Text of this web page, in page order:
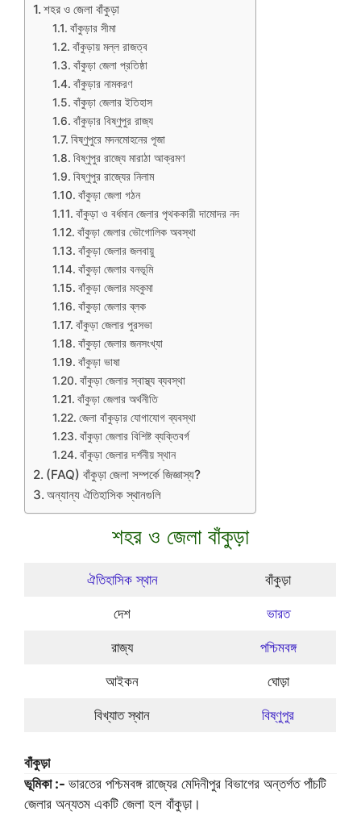
শহর ও জেলা বাঁকুড়া
বাঁকুড়ার সীমা
বাঁকুড়ায় মল্ল রাজত্ব
বাঁকুড়া জেলা প্রতিষ্ঠা
বাঁকুড়ার নামকরণ
বাঁকুড়া জেলার ইতিহাস
বাঁকুড়ার বিষ্ণুপুর রাজ্য
বিষ্ণুপুরে মদনমোহনের পূজা
বিষ্ণুপুর রাজ্যে মারাঠা আক্রমণ
বিষ্ণুপুর রাজ্যের নিলাম
বাঁকুড়া জেলা গঠন
বাঁকুড়া ও বর্ধমান জেলার পৃথককারী দামোদর নদ
বাঁকুড়া জেলার ভৌগোলিক অবস্থা
বাঁকুড়া জেলার জলবায়ু
বাঁকুড়া জেলার বনভূমি
বাঁকুড়া জেলার মহকুমা
বাঁকুড়া জেলার ব্লক
বাঁকুড়া জেলার পুরসভা
বাঁকুড়া জেলার জনসংখ্যা
বাঁকুড়া ভাষা
বাঁকুড়া জেলার স্বাস্থ্য ব্যবস্থা
বাঁকুড়া জেলার অর্থনীতি
জেলা বাঁকুড়ার যোগাযোগ ব্যবস্থা
বাঁকুড়া জেলার বিশিষ্ট ব্যক্তিবর্গ
বাঁকুড়া জেলার দর্শনীয় স্থান
(FAQ) বাঁকুড়া জেলা সম্পর্কে জিজ্ঞাস্য?
অন্যান্য ঐতিহাসিক স্থানগুলি
শহর ও জেলা বাঁকুড়া
ঐতিহাসিক স্থান বাঁকুড়া
দেশ ভারত
রাজ্য পশ্চিমবঙ্গ
আইকন ঘোড়া
বিখ্যাত স্থান বিষ্ণুপুর
বাঁকুড়া
ভূমিকা :- ভারতের পশ্চিমবঙ্গ রাজ্যের মেদিনীপুর বিভাগের অন্তর্গত পাঁচটি
জেলার অন্যতম একটি জেলা হল বাঁকুড়া।